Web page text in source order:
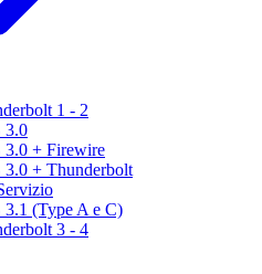
1 - 2
3.0
3.0 + Firewire
3.0 + Thunderbolt
3.1 (Type A e C)
3 - 4